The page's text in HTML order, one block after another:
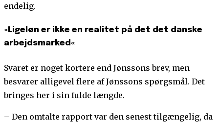
endelig.
»Ligeløn er ikke en realitet på det det danske
arbejdsmarked«
Svaret er noget kortere end Jønssons brev, men
besvarer alligevel flere af Jønssons spørgsmål. Det
bringes her i sin fulde længde.
– Den omtalte rapport var den senest tilgængelig, da